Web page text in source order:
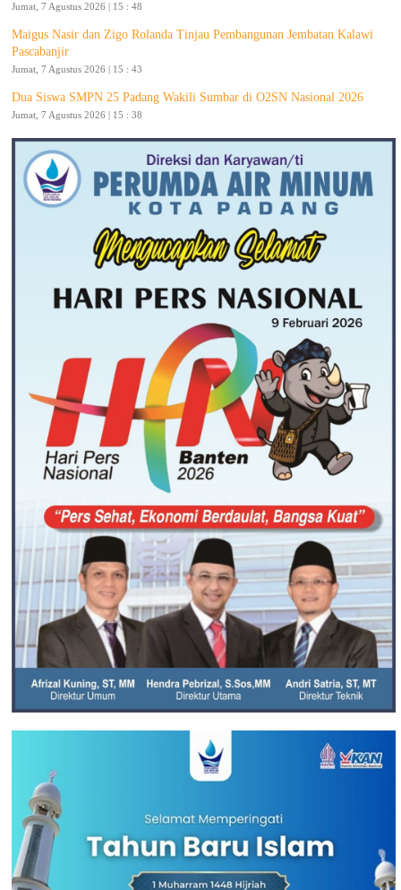
Jumat, 7 Agustus 2026 | 15 : 48
Maigus Nasir dan Zigo Rolanda Tinjau Pembangunan Jembatan Kalawi
Pascabanjir
Jumat, 7 Agustus 2026 | 15 : 43
Dua Siswa SMPN 25 Padang Wakili Sumbar di O2SN Nasional 2026
Jumat, 7 Agustus 2026 | 15 : 38